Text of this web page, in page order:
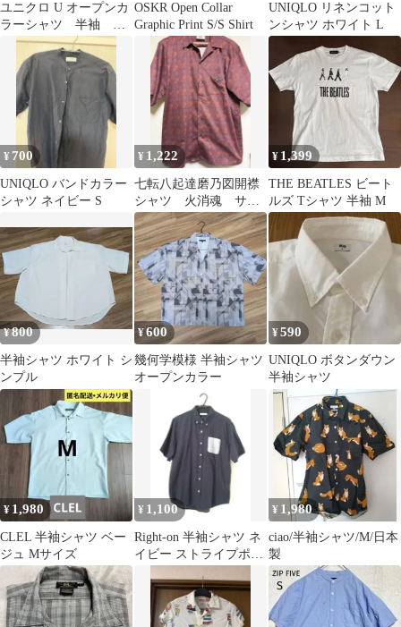
ユニクロ U オープンカ
ラーシャツ 半袖 イ
エロー Mサイズ
OSKR Open Collar
Graphic Print S/S Shirt
UNIQLO リネンコット
ンシャツ ホワイト L
¥ 700
UNIQLO バンドカラー
シャツ ネイビー S
¥ 1,222
七転八起達磨乃図開襟
シャツ 火消魂 サイ
ズＬ
¥ 1,399
THE BEATLES ビート
ルズ Tシャツ 半袖 M
¥800
半袖シャツ ホワイト シ
ンプル
¥600
幾何学模様 半袖シャツ
オープンカラー
¥590
UNIQLO ボタンダウン
半袖シャツ
¥ 1,980
CLEL 半袖シャツ ベー
ジュ Mサイズ
¥ 1,100
Right-on 半袖シャツ ネ
イビー ストライプポケ
¥ 1,980
ciao/半袖シャツ/M/日本
製